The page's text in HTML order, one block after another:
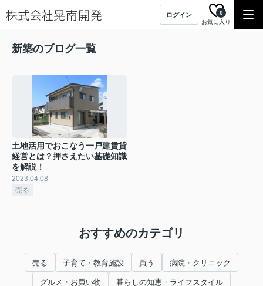
ログイン
お気に入り
0
新築のブログ一覧
土地活用でおこなう一戸建賃貸
経営とは？押さえたい基礎知識
を解説！
2023.04.08
売る
おすすめのカテゴリ
売る 子育て・教育施設 買う 病院・クリニック
グルメ・お買い物 暮らしの知恵・ライフスタイル